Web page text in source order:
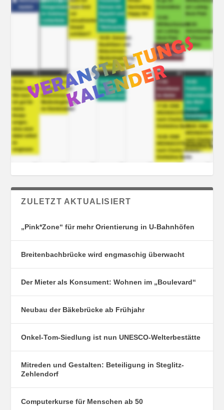
ZULETZT AKTUALISIERT
„Pink*Zone“ für mehr Orientierung in U-Bahnhöfen
Breitenbachbrücke wird engmaschig überwacht
Der Mieter als Konsument: Wohnen im „Boulevard“
Neubau der Bäkebrücke ab Frühjahr
Onkel-Tom-Siedlung ist nun UNESCO-Welterbestätte
Mitreden und Gestalten: Beteiligung in Steglitz-
Zehlendorf
Computerkurse für Menschen ab 50